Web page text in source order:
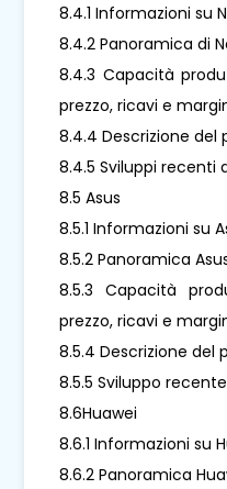
8.4.1 Informazioni su
8.4.2 Panoramica di
8.4.3 Capacità
prezzo, ricavi e
8.4.4 Descrizione
8.4.5 Sviluppi recenti
8.5 Asus
8.5.1 Informazioni su
8.5.2 Panoramica
8.5.3 Capacità
prezzo, ricavi e
8.5.4 Descrizione del
8.5.5 Sviluppo
8.6Huawei
8.6.1 Informazioni su
8.6.2 Panoramica